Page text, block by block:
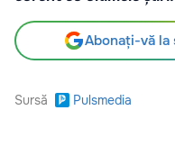
Abonați-vă la
Sursă Pulsmedia